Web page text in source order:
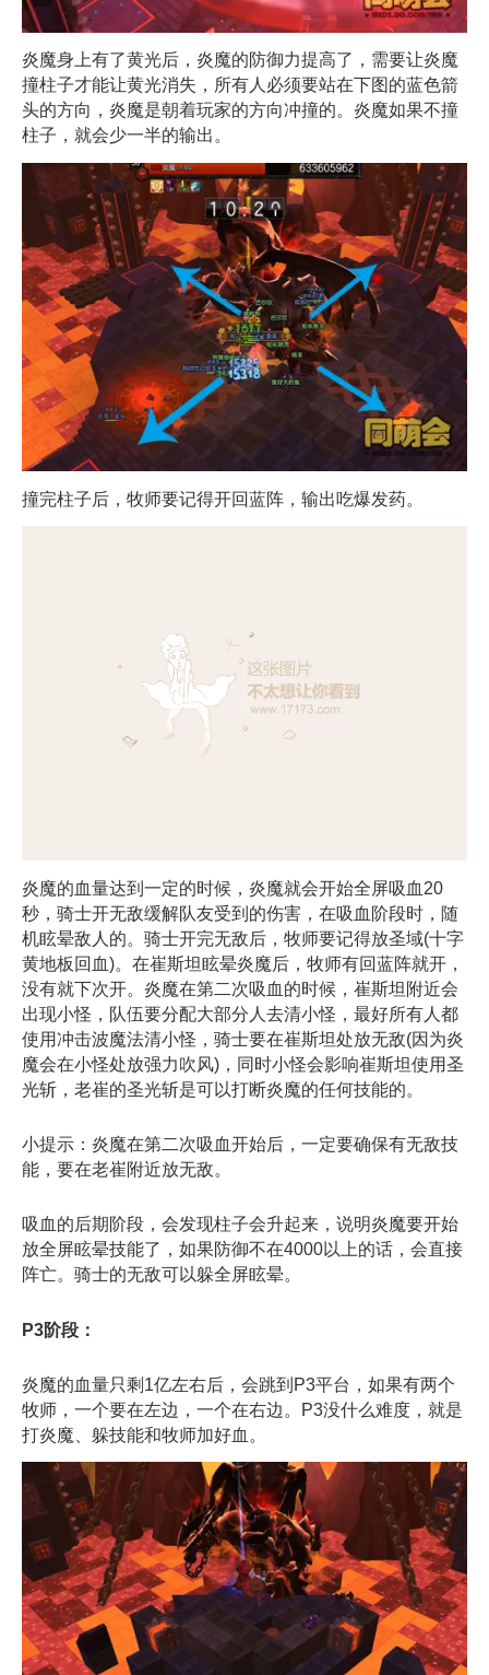
炎魔身上有了黄光后，炎魔的防御力提高了，需要让炎魔
撞柱子才能让黄光消失，所有人必须要站在下图的蓝色箭
头的方向，炎魔是朝着玩家的方向冲撞的。炎魔如果不撞
柱子，就会少一半的输出。
撞完柱子后，牧师要记得开回蓝阵，输出吃爆发药。
炎魔的血量达到一定的时候，炎魔就会开始全屏吸血20
秒，骑士开无敌缓解队友受到的伤害，在吸血阶段时，随
机眩晕敌人的。骑士开完无敌后，牧师要记得放圣域(十字
黄地板回血)。在崔斯坦眩晕炎魔后，牧师有回蓝阵就开，
没有就下次开。炎魔在第二次吸血的时候，崔斯坦附近会
出现小怪，队伍要分配大部分人去清小怪，最好所有人都
使用冲击波魔法清小怪，骑士要在崔斯坦处放无敌(因为炎
魔会在小怪处放强力吹风)，同时小怪会影响崔斯坦使用圣
光斩，老崔的圣光斩是可以打断炎魔的任何技能的。
小提示：炎魔在第二次吸血开始后，一定要确保有无敌技
能，要在老崔附近放无敌。
吸血的后期阶段，会发现柱子会升起来，说明炎魔要开始
放全屏眩晕技能了，如果防御不在4000以上的话，会直接
阵亡。骑士的无敌可以躲全屏眩晕。
P3阶段：
炎魔的血量只剩1亿左右后，会跳到P3平台，如果有两个
牧师，一个要在左边，一个在右边。P3没什么难度，就是
打炎魔、躲技能和牧师加好血。